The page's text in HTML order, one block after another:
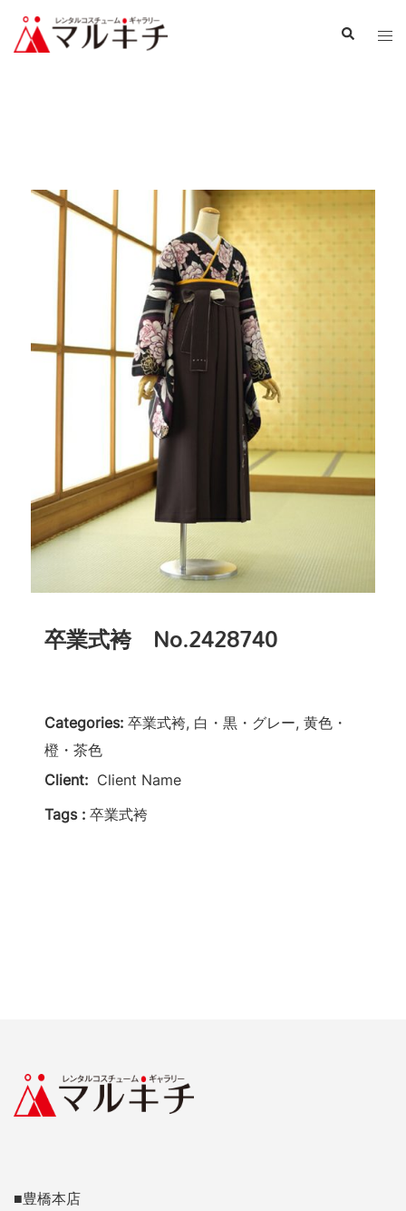
卒業式袴 No.2428740
Categories: 卒業式袴, 白・黒・グレー, 黄色・
橙・茶色
Client: Client Name
Tags : 卒業式袴
■豊橋本店